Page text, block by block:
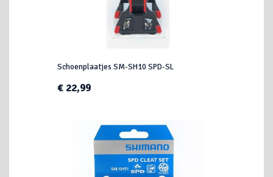
Schoenplaatjes SM-SH10 SPD-SL
€ 22,99